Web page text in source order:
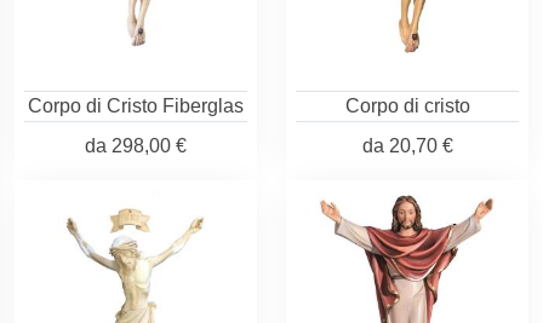
Corpo di Cristo Fiberglas
da 298,00 €
Corpo di cristo
da 20,70 €